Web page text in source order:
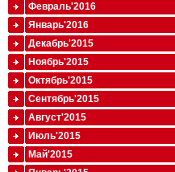
Февраль'2016
Январь'2016
Декабрь'2015
Ноябрь'2015
Октябрь'2015
Сентябрь'2015
Август'2015
Июль'2015
Май'2015